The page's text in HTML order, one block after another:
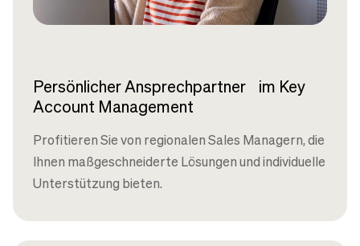
Persönlicher Ansprechpartner im Key
Account Management
Profitieren Sie von regionalen Sales Managern, die
Ihnen maßgeschneiderte Lösungen und individuelle
Unterstützung bieten.